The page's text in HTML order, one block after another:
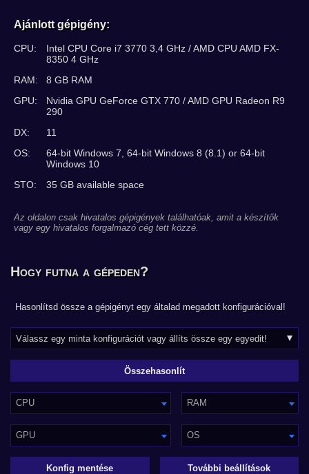
Ajánlott gépigény:
CPU:
Intel CPU Core i7 3770 3,4 GHz / AMD CPU AMD FX-
8350 4 GHz
RAM:
8 GB RAM
GPU:
Nvidia GPU GeForce GTX 770 / AMD GPU Radeon R9
290
DX:
11
OS:
64-bit Windows 7, 64-bit Windows 8 (8.1) or 64-bit
Windows 10
STO:
35 GB available space
Az oldalon csak hivatalos gépigények találhatóak, amit a készítők
vagy egy hivatalos forgalmazó cég tett közzé.
Hogy futna a gépeden?
Hasonlítsd össze a gépigényt egy általad megadott konfigurációval!
CPU RAM
GPU OS
Konfig mentése További beállítások